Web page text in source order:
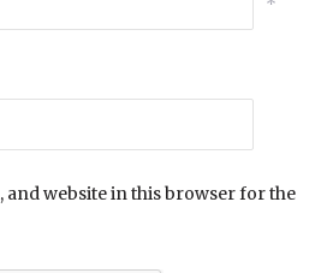
and website in this browser for the